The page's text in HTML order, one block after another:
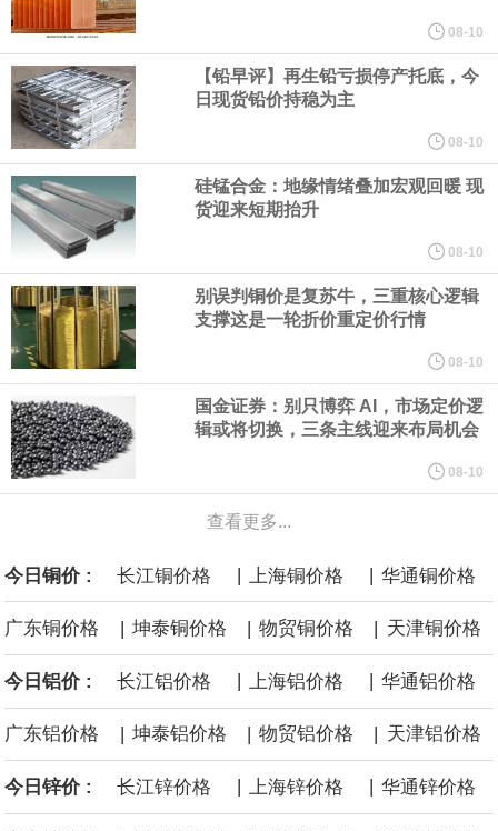
进山西、蒙西、蒙东、陕北、新疆煤炭供应保障基地建设，高标准
规划建设一批大型现代化煤矿，提升规模化集约化开发水平，2030
年，五大煤炭供应保障基地产量占全国比重超80%。东中部地区统
筹本地区用能需求，合理控制开发节奏，根据资源条件加强评估论
证，适度建设接续煤矿。
国家发展改革委、国家能源局印发《煤炭工业发展“十五五”规划》。
其中提到，提高资源开发准入标准。坚持先立后破，统筹煤矿关闭
退出与区域供应保障，按照市场化法治化原则，推动落后产能煤矿
有序退出。西部地区优化生产结构，加快淘汰技术装备差、与生态
敏感区重叠煤矿。东中部地区稳妥推进灾害严重不能有效治理、资
源枯竭煤矿退出，妥善做好遗留问题处置和职工安置。西南、东北
等地区因地制宜设置政策标准，合理引导资源条件差、安全保障程
度低的中小煤矿退出，运用政策引导、市场手段等加快推动长期停
产停建煤矿应退尽退。
伦敦金属交易所(LME)：镍库存持平。
08-10
【铅早评】再生铅亏损停产托底，今
日现货铅价持稳为主
08-10
硅锰合金：地缘情绪叠加宏观回暖 现
货迎来短期抬升
08-10
别误判铜价是复苏牛，三重核心逻辑
支撑这是一轮折价重定价行情
08-10
国金证券：别只博弈 AI，市场定价逻
辑或将切换，三条主线迎来布局机会
08-10
查看更多...
今日铜价 : 长江铜价格 | 上海铜价格 | 华通铜价格
广东铜价格 | 坤泰铜价格 | 物贸铜价格 | 天津铜价格
今日铝价 : 长江铝价格 上海铝价格 华通铝价格
广东铝价格 | 坤泰铝价格 | 物贸铝价格 | 天津铝价格
今日锌价 : 长江锌价格 上海锌价格 华通锌价格